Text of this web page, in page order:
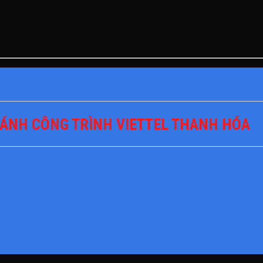
CÔNG TRÌNH VIETTEL THANH HÓA